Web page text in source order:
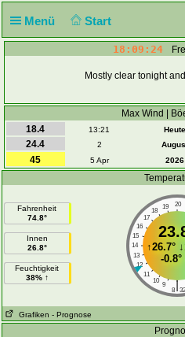
Menü Start
18:09:24
Mostly clear tonight
Max Wind |
18.4
13:21 Heute
24.4
2
45
5 Apr 2026
Fahrenheit
74.8°
Innen
26.8°
Feuchtigkeit
38% ↑
20
19
18
17
16
15
14
13
12
11
10
9 |
8 32
↑26.7°↓
-0.8°
Grafiken - Prognose